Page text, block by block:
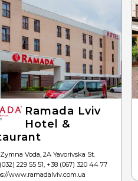
Ramada Lviv
Hotel &
Voda, 2A Yavorivska St.
229 55 51, +38 (067) 320 44 77
www.ramadalviv.com.ua